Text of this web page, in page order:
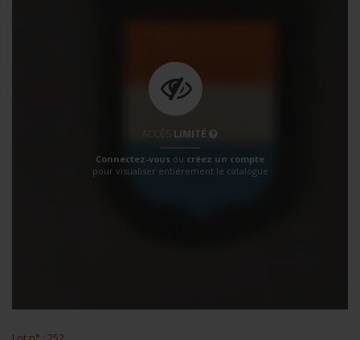
LIMITÉ
Connectez-vous ou créez un compte
pour visualiser entièrement le catalogue